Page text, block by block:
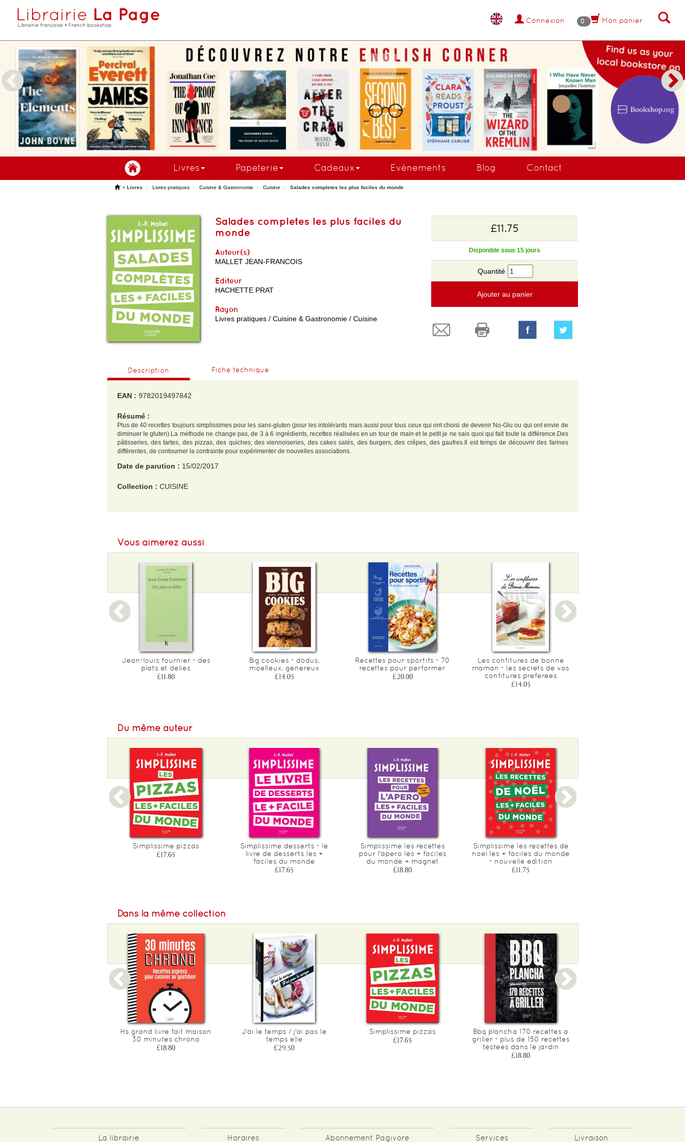
Connexion 0 Mon panier
.
Livres Papeterie Cadeaux Evénements Blog Contact
'» Livres Livres pratiques Cuisine & Gastronomie Cuisine Salades completes les plus faciles du monde
Salades completes les plus faciles du
monde
Auteur(s)
MALLET JEAN-FRANCOIS
Editeur
HACHETTE PRAT
Rayon
Livres pratiques / Cuisine & Gastronomie / Cuisine
£11.75
Disponible sous 15 jours
Quantité
Ajouter au panier
Description Fiche technique
EAN : 9782019497842
Résumé :
Plus de 40 recettes toujours simplissimes pour les sans-gluten (pour les intolérants mais aussi pour tous ceux qui ont choisi de devenir No-Glu ou qui ont envie de
diminuer le gluten).La méthode ne change pas, de 3 à 6 ingrédients, recettes réalisées en un tour de main et le petit je ne sais quoi qui fait toute la différence.Des
pâtisseries, des tartes, des pizzas, des quiches, des viennoiseries, des cakes salés, des burgers, des crêpes, des gaufres.Il est temps de découvrir des farines
différentes, de contourner la contrainte pour expérimenter de nouvelles associations.
Date de parution : 15/02/2017
Collection : CUISINE
Format L :182
530 g
Epaisseur :15
Vous aimerez aussi
Jean-louis fournier - des
plats et delies
£11.80
Big cookies - dodus,
moelleux, genereux
£14.05
Recettes pour sportifs - 70
recettes pour performer
£20.00
Les confitures de bonne
maman - les secrets de vos
confitures preferees
£14.05
Du même auteur
Simplissime pizzas
£17.65
Simplissime desserts - le
livre de desserts les +
faciles du monde
£17.65
Simplissime les recettes
pour l'apero les + faciles
du monde + magnet
£18.80
Simplissime les recettes de
noel les + faciles du monde
- nouvelle edition
£11.75
Dans la même collection
Hs grand livre fait maison
30 minutes chrono
£18.80
J'ai le temps / j'ai pas le
temps elle
£29.50
Simplissime pizzas
£17.65
Bbq plancha 170 recettes a
griller - plus de 150 recettes
testees dans le jardin
£18.80
La librairie Horaires Abonnement Pagivore Services Livraison